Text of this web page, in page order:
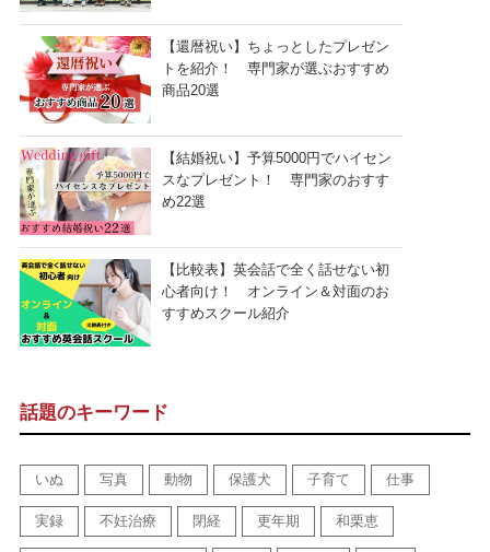
【還暦祝い】ちょっとしたプレゼン
トを紹介！ 専門家が選ぶおすすめ
商品20選
【結婚祝い】予算5000円でハイセン
スなプレゼント！ 専門家のおすす
め22選
【比較表】英会話で全く話せない初
心者向け！ オンライン＆対面のお
すすめスクール紹介
話題のキーワード
いぬ 写真 動物 保護犬 子育て 仕事
実録 不妊治療 閉経 更年期 和栗恵